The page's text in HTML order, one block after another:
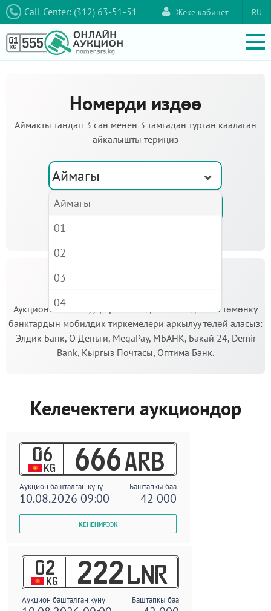
Call Center: (312) 63-51-51 RU
Жеке кабинет
Номерди издөө
Аймакты тандап 3 сан менен 3 тамгадан турган каалаган
айкалышты териңиз
Аймагы
Аукционго катышуу үчүн кепилдик салымды Сиз төмөнкү
банктардын мобилдик тиркемелери аркылуу төлөй аласыз:
Элдик Банк, О Деньги, MegaPay, МБАНК, Бакай 24, Demir
Bank, Кыргыз Почтасы, Оптима Банк.
Келечектеги аукциондор
06
KG 666 ARB
Аукцион башталган күнү Баштапкы баа
10.08.2026 09:00 42 000
02
KG 222 LNR
Аукцион башталган күнү Баштапкы баа
Аймагы
01
02
03
04
05
06